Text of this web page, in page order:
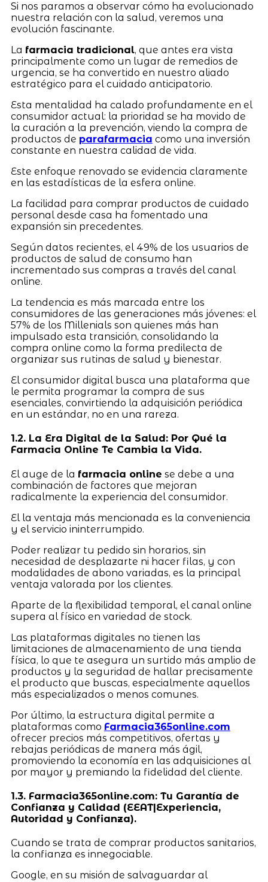
Si nos paramos a observar cómo ha evolucionado
nuestra relación con la salud, veremos una
evolución fascinante.
La farmacia tradicional, que antes era vista
principalmente como un lugar de remedios de
urgencia, se ha convertido en nuestro aliado
estratégico para el cuidado anticipatorio.
Esta mentalidad ha calado profundamente en el
consumidor actual: la prioridad se ha movido de
la curación a la prevención, viendo la compra de
productos de parafarmacia como una inversión
constante en nuestra calidad de vida.
Este enfoque renovado se evidencia claramente
en las estadísticas de la esfera online.
La facilidad para comprar productos de cuidado
personal desde casa ha fomentado una
expansión sin precedentes.
Según datos recientes, el 49% de los usuarios de
productos de salud de consumo han
incrementado sus compras a través del canal
online.
La tendencia es más marcada entre los
consumidores de las generaciones más jóvenes: el
57% de los Millenials son quienes más han
impulsado esta transición, consolidando la
compra online como la forma predilecta de
organizar sus rutinas de salud y bienestar.
El consumidor digital busca una plataforma que
le permita programar la compra de sus
esenciales, convirtiendo la adquisición periódica
en un estándar, no en una rareza.
1.2. La Era Digital de la Salud: Por Qué la
Farmacia Online Te Cambia la Vida.
El auge de la farmacia online se debe a una
combinación de factores que mejoran
radicalmente la experiencia del consumidor.
El la ventaja más mencionada es la conveniencia
y el servicio ininterrumpido.
Poder realizar tu pedido sin horarios, sin
necesidad de desplazarte ni hacer filas, y con
modalidades de abono variadas, es la principal
ventaja valorada por los clientes.
Aparte de la flexibilidad temporal, el canal online
supera al físico en variedad de stock.
Las plataformas digitales no tienen las
limitaciones de almacenamiento de una tienda
física, lo que te asegura un surtido más amplio de
productos y la seguridad de hallar precisamente
el producto que buscas, especialmente aquellos
más especializados o menos comunes.
Por último, la estructura digital permite a
plataformas como Farmacia365online.com
ofrecer precios más competitivos, ofertas y
rebajas periódicas de manera más ágil,
promoviendo la economía en las adquisiciones al
por mayor y premiando la fidelidad del cliente.
1.3. Farmacia365online.com: Tu Garantía de
Confianza y Calidad (EEAT|Experiencia,
Autoridad y Confianza).
Cuando se trata de comprar productos sanitarios,
la confianza es innegociable.
Google, en su misión de salvaguardar al